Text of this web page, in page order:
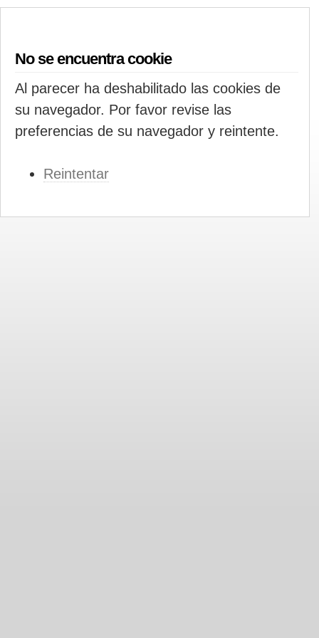
No se encuentra cookie
Al parecer ha deshabilitado las cookies de
su navegador. Por favor revise las
preferencias de su navegador y reintente.
Reintentar